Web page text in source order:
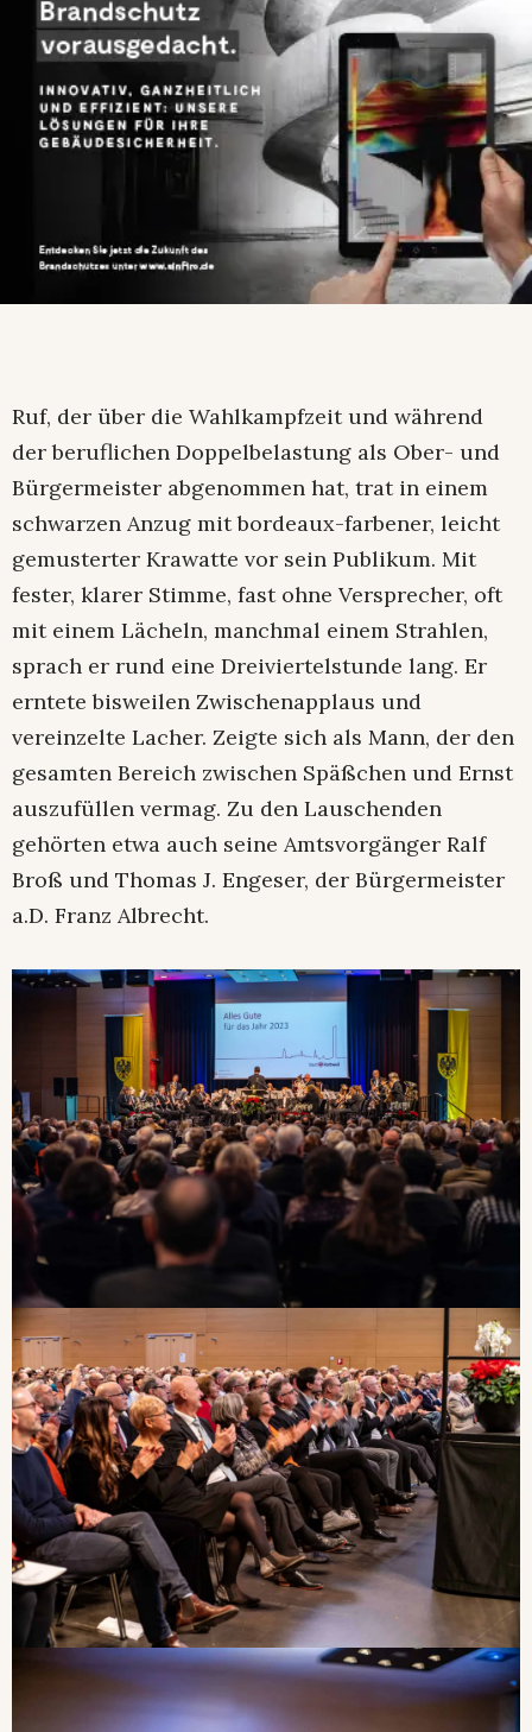
Ruf, der über die Wahlkampfzeit und während
der beruflichen Doppelbelastung als Ober- und
Bürgermeister abgenommen hat, trat in einem
schwarzen Anzug mit bordeaux-farbener, leicht
gemusterter Krawatte vor sein Publikum. Mit
fester, klarer Stimme, fast ohne Versprecher, oft
mit einem Lächeln, manchmal einem Strahlen,
sprach er rund eine Dreiviertelstunde lang. Er
erntete bisweilen Zwischenapplaus und
vereinzelte Lacher. Zeigte sich als Mann, der den
gesamten Bereich zwischen Späßchen und Ernst
auszufüllen vermag. Zu den Lauschenden
gehörten etwa auch seine Amtsvorgänger Ralf
Broß und Thomas J. Engeser, der Bürgermeister
a.D. Franz Albrecht.